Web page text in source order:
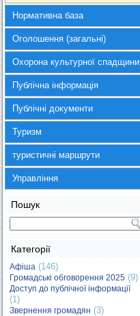
Нормативна база
Оголошення (загальні)
Охорона культурної спадщини
Публічна інформація
Публічні документи
Туризм
туристичні маршрути
Управління
Пошук
Категорії
Афіша (146)
Громадські обговорення 2025 (9)
Доступ до публічної інформації
(1)
Звернення громадян (3)